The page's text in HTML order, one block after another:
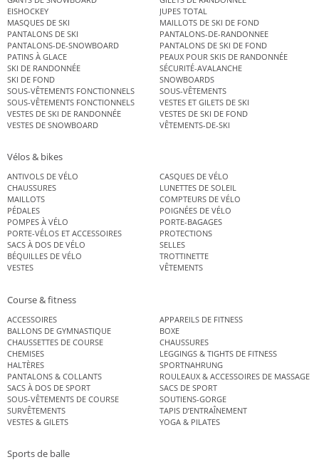
EISHOCKEY
JUPES TOTAL
MASQUES DE SKI
MAILLOTS DE SKI DE FOND
PANTALONS DE SKI
PANTALONS-DE-RANDONNEE
PANTALONS-DE-SNOWBOARD
PANTALONS DE SKI DE FOND
PATINS À GLACE
PEAUX POUR SKIS DE RANDONNÉE
SKI DE RANDONNÉE
SÉCURITÉ-AVALANCHE
SKI DE FOND
SNOWBOARDS
SOUS-VÊTEMENTS FONCTIONNELS
SOUS-VÊTEMENTS
SOUS-VÊTEMENTS FONCTIONNELS
VESTES ET GILETS DE SKI
VESTES DE SKI DE RANDONNÉE
VESTES DE SKI DE FOND
VESTES DE SNOWBOARD
VÊTEMENTS-DE-SKI
Vélos & bikes
ANTIVOLS DE VÉLO
CASQUES DE VÉLO
CHAUSSURES
LUNETTES DE SOLEIL
MAILLOTS
COMPTEURS DE VÉLO
PÉDALES
POIGNÉES DE VÉLO
POMPES À VÉLO
PORTE-BAGAGES
PORTE-VÉLOS ET ACCESSOIRES
PROTECTIONS
SACS À DOS DE VÉLO
SELLES
BÉQUILLES DE VÉLO
TROTTINETTE
VESTES
VÊTEMENTS
Course & fitness
ACCESSOIRES
APPAREILS DE FITNESS
BALLONS DE GYMNASTIQUE
BOXE
CHAUSSETTES DE COURSE
CHAUSSURES
CHEMISES
LEGGINGS & TIGHTS DE FITNESS
HALTÈRES
SPORTNAHRUNG
PANTALONS & COLLANTS
ROULEAUX & ACCESSOIRES DE MASSAGE
SACS À DOS DE SPORT
SACS DE SPORT
SOUS-VÊTEMENTS DE COURSE
SOUTIENS-GORGE
SURVÊTEMENTS
TAPIS D’ENTRAÎNEMENT
VESTES & GILETS
YOGA & PILATES
Sports de balle